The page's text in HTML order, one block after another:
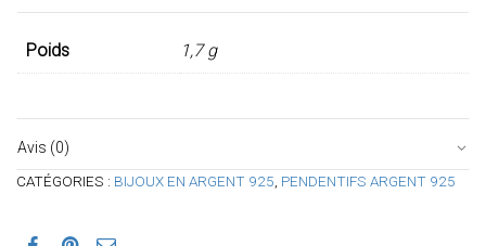
Poids 1,7 g
Avis (0)
CATÉGORIES : BIJOUX EN ARGENT 925 PENDENTIFS ARGENT 925